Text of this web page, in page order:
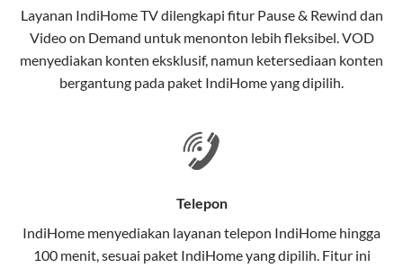
pelanggan. Teknologi ini memiliki beberapa
keunggulan:
Kecepatan Tinggi
dibandingkan kabel tembaga atau DSL.
elektromagnetik, sehingga koneksi tetap lancar.
Layanan IndiHome TVdilengkapi fitur Pause & Rewind dan
Video on Demand untuk menonton lebih fleksibel. VOD
menyediakan konten eksklusif, namun ketersediaan konten
bergantung pada paket IndiHome yang dipilih.
Telepon
IndiHome menyediakan layanan telepon IndiHome hingga
100 menit, sesuai paket IndiHome yang dipilih. Fitur ini